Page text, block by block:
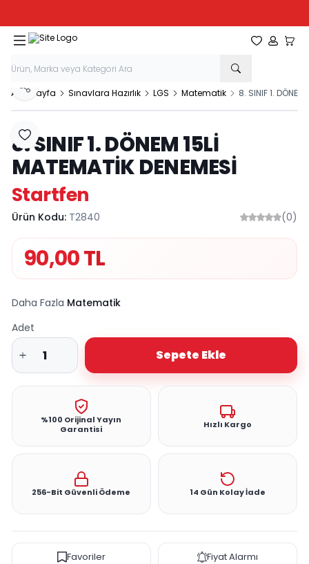
Favorilerim
Hesabım
Ana Sayfa Sınavlara Hazırlık LGS Matematik 8. SINIF 1. DÖNEM
Favoriye Ekle
Paylaş
8. SINIF 1. DÖNEM 15Lİ
MATEMATİK DENEMESİ
Startfen
Ürün Kodu: T2840 (0)
90,00TL
Daha Fazla Matematik
Adet
Sepete Ekle
%100 Orijinal Yayın
Garantisi
Hızlı Kargo
256-Bit Güvenli Ödeme 14 Gün Kolay İade
Favoriler Fiyat Alarmı